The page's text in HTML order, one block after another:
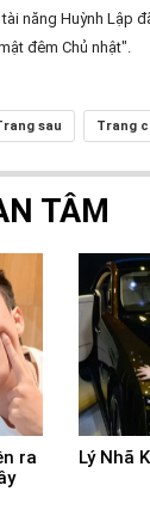
năng Huỳnh Lập
đêm Chủ nhật".
sau Trang
TÂM
ra
Lý Nhã